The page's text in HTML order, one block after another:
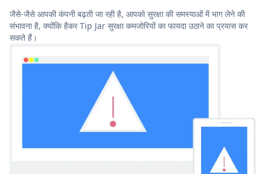
जैसे-जैसे आपकी कंपनी बढ़ती जा रही है, आपको सुरक्षा की समस्याओं में भाग लेने की
संभावना है, क्योंकि हैकर Tip Jar सुरक्षा कमजोरियों का फायदा उठाने का प्रयास कर
सकते हैं।